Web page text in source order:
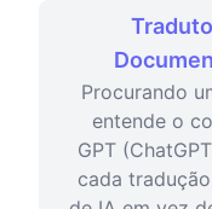
Procurando
entende o
GPT
cada